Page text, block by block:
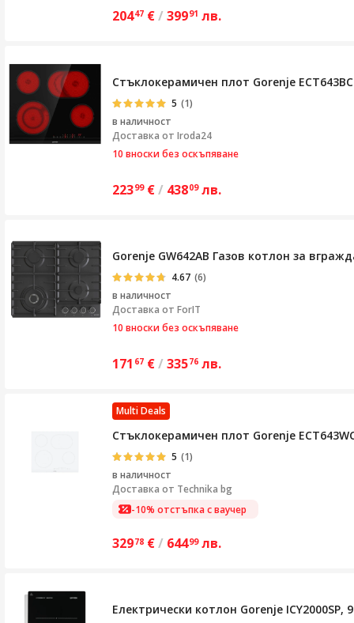
20447 €/ 39991 лв.
Стъклокерамичен плот Gorenje
5 (1)
в наличност
Доставка от Iroda24
10 вноски без оскъпяване
22399 €/ 43809 лв.
Gorenje GW642AB Газов котлон за
4.67 (6)
в наличност
Доставка от ForIT
10 вноски без оскъпяване
171 67 €/ 33576 лв.
Multi Deals
Стъклокерамичен плот Gorenje
5 (1)
в наличност
Доставка от Technika bg
-10% отстъпка с ваучер
32978 €/ 64499 лв.
Електрически котлон Gorenje